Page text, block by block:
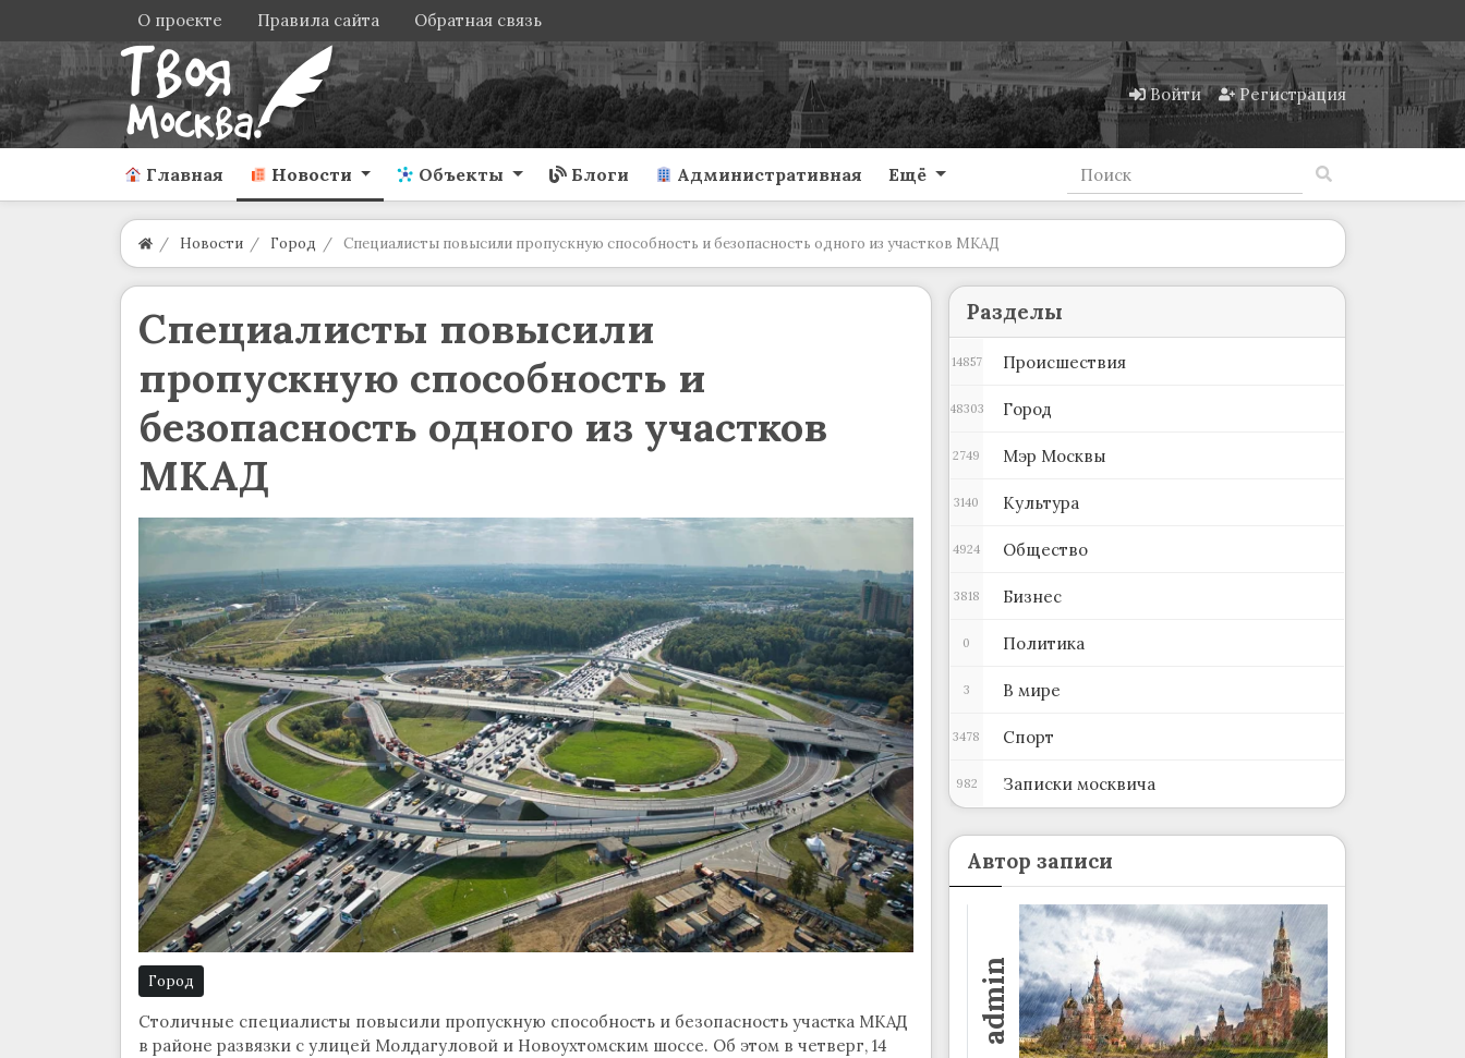
О проекте Правила сайта Обратная связь
Войти Регистрация
Главная Новости Объекты Блоги Административная Ещё
Новости Город Специалисты повысили пропускную способность и безопасность одного из участков МКАД
Специалисты повысили
пропускную способность и
безопасность одного из участков
МКАД
Город
Столичные специалисты повысили пропускную способность и безопасность участка МКАД
в районе развязки с улицей Молдагуловой и Новоухтомским шоссе. Об этом в четверг, 14
Разделы
Происшествия
14857
Город
48303
Мэр Москвы
2749
Культура
3140
Общество
4924
Бизнес
3818
Политика
0
В мире
3
Спорт
3478
Записки москвича
982
Автор записи
admin